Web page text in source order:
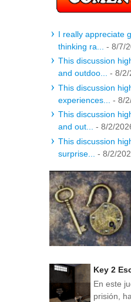
I really appreciate
thinking ra...
- 8/7/
This discussion
and outdoo...
- 8/2/
This discussion
experiences...
- 8/
This discussion
and out...
- 8/2/
This discussion
surprise...
- 8/2/
Key 2
En este
prisión,